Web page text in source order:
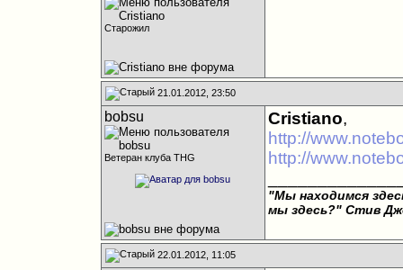
Старожил
21.01.2012, 23:50
bobsu
Ветеран клуба THG
Cristiano,
http://
http://
"Мы находимся
мы здесь?" Стив
22.01.2012, 11:05